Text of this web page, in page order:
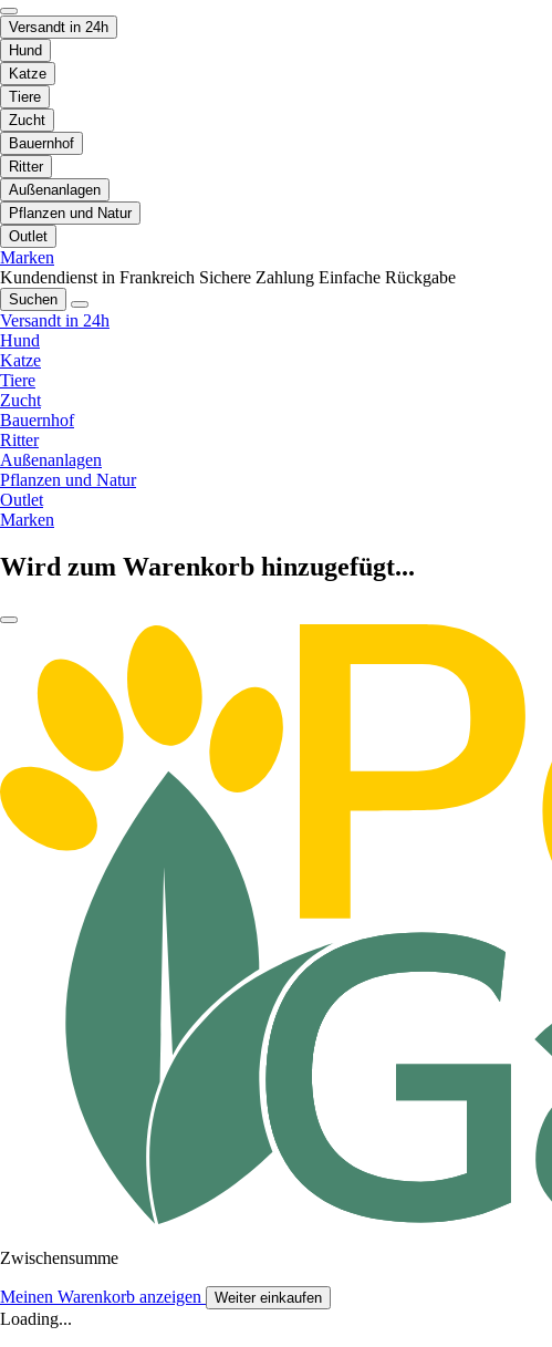
Versandt in 24h
Hund
Katze
Tiere
Zucht
Bauernhof
Ritter
Außenanlagen
Pflanzen und Natur
Outlet
Marken
Kundendienst in Frankreich Sichere Zahlung Einfache Rückgabe
Suchen
Versandt in 24h
Hund
Katze
Tiere
Zucht
Bauernhof
Ritter
Außenanlagen
Pflanzen und Natur
Outlet
Marken
Wird zum Warenkorb hinzugefügt...
Zwischensumme
Meinen Warenkorb anzeigen Weiter einkaufen
Loading...